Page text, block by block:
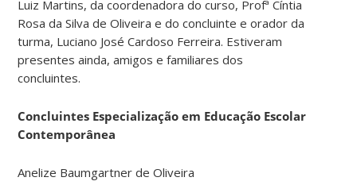
Luiz Martins, da coordenadora do curso, Profª Cíntia
Rosa da Silva de Oliveira e do concluinte e orador da
turma, Luciano José Cardoso Ferreira. Estiveram
presentes ainda, amigos e familiares dos
concluintes.
Concluintes Especialização em Educação Escolar
Contemporânea
Anelize Baumgartner de Oliveira